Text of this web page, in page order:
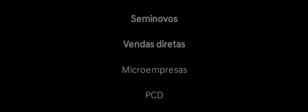
Seminovos
Vendas diretas
Microempresas
PCD